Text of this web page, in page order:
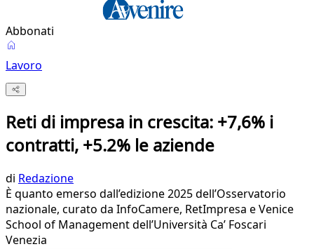
Abbonati
Lavoro
Reti di impresa in crescita: +7,6% i
contratti, +5.2% le aziende
di Redazione
È quanto emerso dall’edizione 2025 dell’Osservatorio
nazionale, curato da InfoCamere, RetImpresa e Venice
School of Management dell’Università Ca’ Foscari
Venezia